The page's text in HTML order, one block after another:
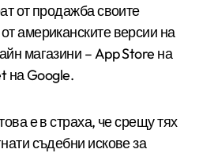
от продажба своите
американските версии на
магазини – App Store на
на Google.
е в страха, че срещу тях
съдебни искове за